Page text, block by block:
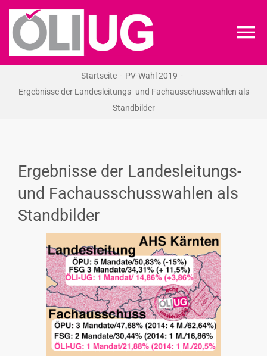
Zum
Inhalt
springen
RECHT
INTERESSENSVERTRETUNG
KONTAKT
Startseite
PV-Wahl 2019
Ergebnisse der Landesleitungs- und Fachausschusswahlen als
Standbilder
Ergebnisse der Landesleitungs-
und Fachausschusswahlen als
Standbilder